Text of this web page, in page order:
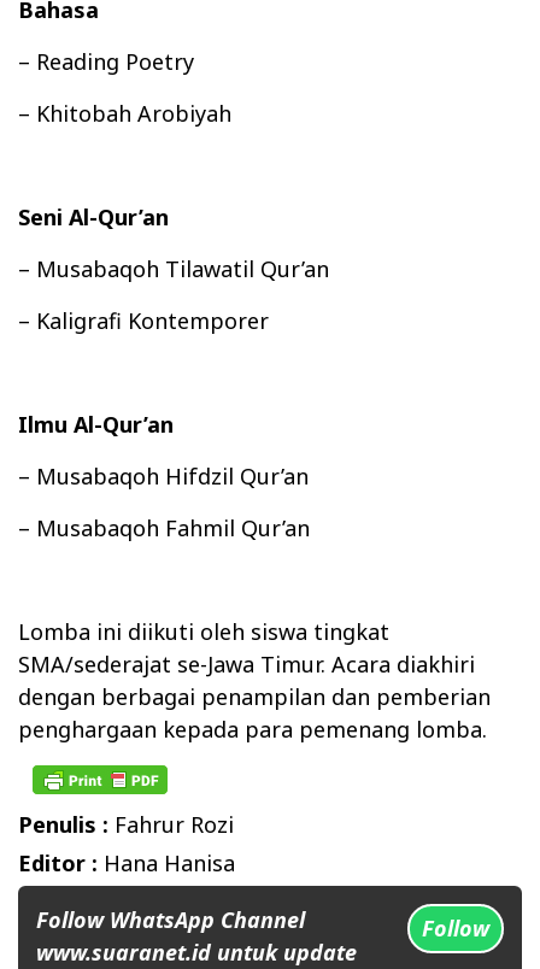
Bahasa
– Reading Poetry
– Khitobah Arobiyah
Seni Al-Qur’an
– Musabaqoh Tilawatil Qur’an
– Kaligrafi Kontemporer
Ilmu Al-Qur’an
– Musabaqoh Hifdzil Qur’an
– Musabaqoh Fahmil Qur’an
Lomba ini diikuti oleh siswa tingkat
SMA/sederajat se-Jawa Timur. Acara diakhiri
dengan berbagai penampilan dan pemberian
penghargaan kepada para pemenang lomba.
Penulis : Fahrur Rozi
Editor : Hana Hanisa
Follow WhatsApp Channel
www.suaranet.id untuk update
Follow